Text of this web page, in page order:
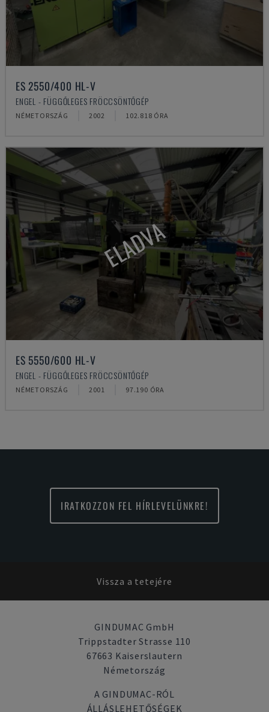
ES 2550/400 HL-V
ENGEL - FÜGGŐLEGES FRÖCCSÖNTŐGÉP
NÉMETORSZÁG 2002 102.818 ÓRA
ELADVA
ES 5550/600 HL-V
ENGEL - FÜGGŐLEGES FRÖCCSÖNTŐGÉP
NÉMETORSZÁG 2001 97.190 ÓRA
IRATKOZZON FEL HÍRLEVELÜNKRE!
Vissza a tetejére
GINDUMAC GmbH
Trippstadter Strasse 110
67663 Kaiserslautern
Németország
A GINDUMAC-RÓL
ÁLLÁSLEHETŐSÉGEK